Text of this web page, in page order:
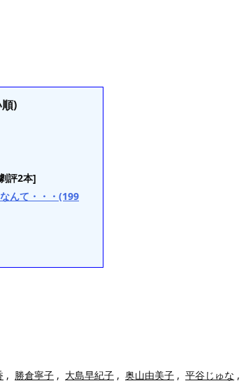
)
評2本]
んて・・・(199
, 勝倉寧子 , 大島早紀子 , 奥山由美子 , 平谷じゅな ,